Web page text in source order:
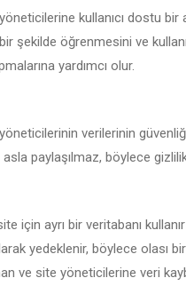
kullanıcı dostu bir
şekilde öğrenmesini ve
yardımcı olur.
verilerinin
paylaşılmaz, böylece
için ayrı bir veritabanı
yedeklenir, böylece olası
ve site yöneticilerine veri